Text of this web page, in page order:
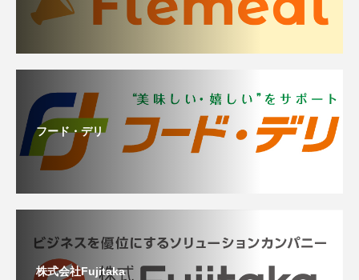
フード・デリ
株式会社Fujitaka